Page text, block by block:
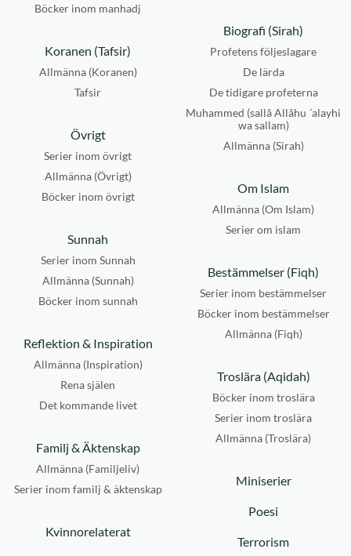
Böcker inom manhadj
Biografi (Sirah)
Profetens följeslagare
De lärda
De tidigare profeterna
Muhammed (sallâ Allâhu ´alayhi
wa sallam)
Allmänna (Sirah)
Koranen (Tafsir)
Allmänna (Koranen)
Tafsir
Övrigt
Serier inom övrigt
Allmänna (Övrigt)
Böcker inom övrigt
Om Islam
Allmänna (Om Islam)
Serier om islam
Sunnah
Serier inom Sunnah
Allmänna (Sunnah)
Böcker inom sunnah
Bestämmelser (Fiqh)
Serier inom bestämmelser
Böcker inom bestämmelser
Allmänna (Fiqh)
Reflektion & Inspiration
Allmänna (Inspiration)
Rena själen
Det kommande livet
Troslära (Aqidah)
Böcker inom troslära
Serier inom troslära
Allmänna (Troslära)
Familj & Äktenskap
Allmänna (Familjeliv)
Serier inom familj & äktenskap
Miniserier
Poesi
Kvinnorelaterat
Terrorism